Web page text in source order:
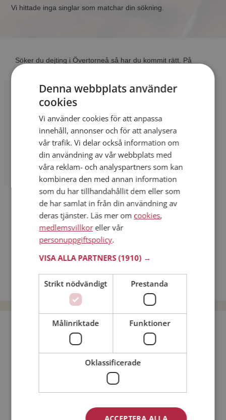
Vi hittade inga singlar som matchar din sökning.
Söker du dejting i Övertorneå så har du kommit rätt. På
Mötesplatsen kan du blir medlem och söka bland tusentals
Läs mer
Steg 1 - Bli medlem & skapa en presentation
Steg 2 - Så här fungerar våra sökfunktioner
Steg 3 - Tips på hur du tar kontakt
Dejta säkert
Dejting i mobilen
Online dating
Nätdejtingtips
Match Making på Mötesplatsen
Läs mer om vad Mötesplatsens singlar tycker
Män från Övertorneå
Dejta män i Sverige
Bli medlem utan kostnad!
Man
Denna webbplats använder
cookies
Vi använder cookies för att anpassa
innehåll, annonser och för att analysera
vår trafik. Vi delar också information om
din användning av vår webbplats med
våra reklam- och analyspartners som kan
kombinera den med annan information
som du har tillhandahållit dem eller som
de har samlat in från din användning av
deras tjänster. Läs mer om cookies,
medlemsvillkoreller vår
personuppgiftspolicy.
VISA ALLA PARTNERS(1910) →
Strikt nödvändigt Prestanda
Målinriktade Funktioner
Oklassificerade
ACCEPTERA ALLA